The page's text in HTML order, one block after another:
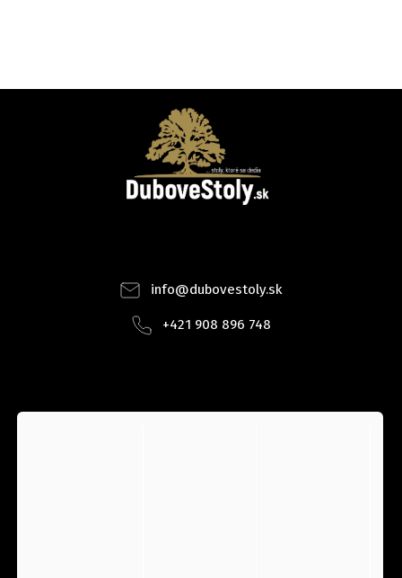
info@dubovestoly.sk
+421 908 896 748